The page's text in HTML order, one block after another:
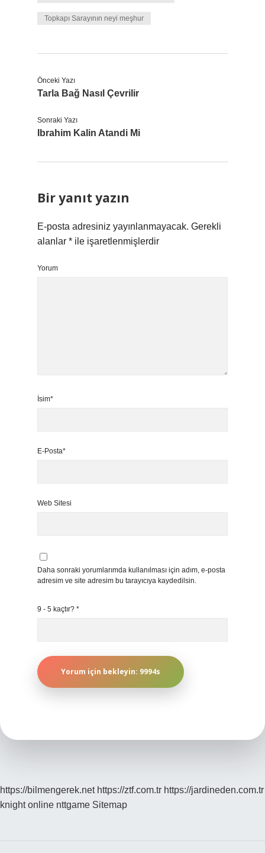
Topkapı Sarayının neyi meşhur
Önceki Yazı
Tarla Bağ Nasıl Çevrilir
Sonraki Yazı
Ibrahim Kalin Atandi Mi
Bir yanıt yazın
E-posta adresiniz yayınlanmayacak. Gerekli
alanlar * ile işaretlenmişlerdir
Yorum
İsim*
E-Posta*
Web Sitesi
Daha sonraki yorumlarımda kullanılması için adım, e-posta
adresim ve site adresim bu tarayıcıya kaydedilsin.
9 - 5 kaçtır? *
https://bilmengerek.net https://ztf.com.tr https://jardineden.com.tr
knight online nttgame Sitemap